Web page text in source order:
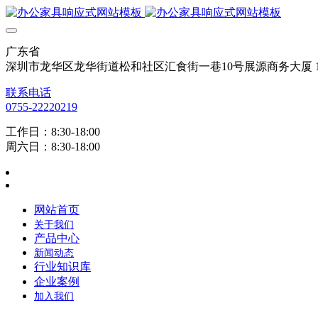
广东省
深圳市龙华区龙华街道松和社区汇食街一巷10号展源商务大厦
联系电话
0755-22220219
工作日：8:30-18:00
周六日：8:30-18:00
网站首页
关于我们
产品中心
新闻动态
行业知识库
企业案例
加入我们